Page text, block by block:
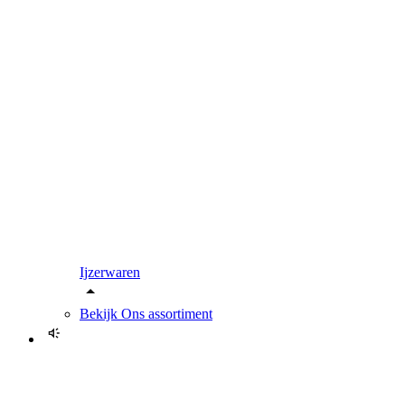
Ijzerwaren
Bekijk Ons assortiment